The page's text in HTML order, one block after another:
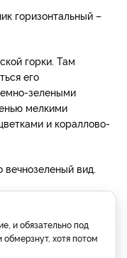
горизонтальный –
горки. Там
его
зелеными
мелкими
и кораллово-
вид.
и обязательно под
хотя потом